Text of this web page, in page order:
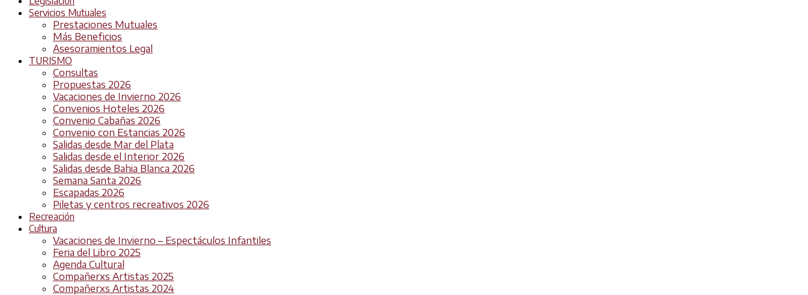
Servicios Mutuales
Prestaciones Mutuales
Más Beneficios
Asesoramientos Legal
TURISMO
Consultas
Propuestas 2026
Vacaciones de Invierno 2026
Convenios Hoteles 2026
Convenio Cabañas 2026
Convenio con Estancias 2026
Salidas desde Mar del Plata
Salidas desde el Interior 2026
Salidas desde Bahia Blanca 2026
Semana Santa 2026
Escapadas 2026
Piletas y centros recreativos 2026
Recreación
Cultura
Vacaciones de Invierno – Espectáculos Infantiles
Feria del Libro 2025
Agenda Cultural
Compañerxs Artistas 2025
Compañerxs Artistas 2024